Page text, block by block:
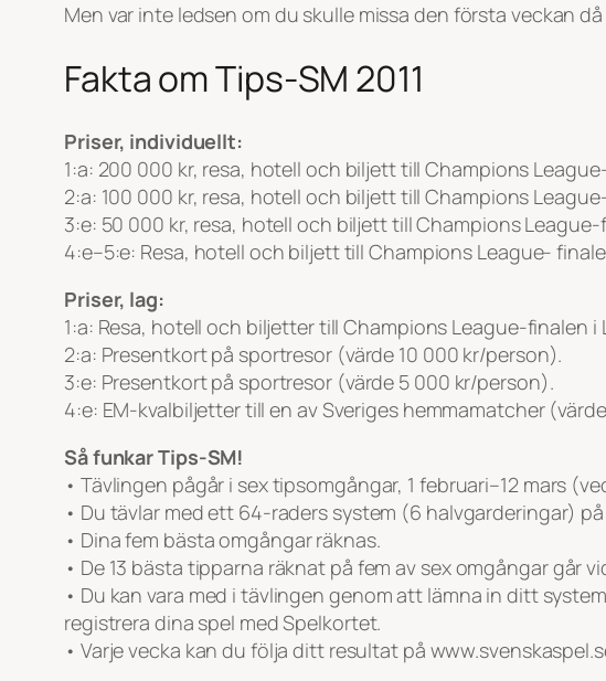
Men var inte ledsen om du skulle missa den första veckan
Fakta om Tips-SM 2011
Priser, individuellt:
1:a: 200 000 kr, resa, hotell och biljett till Champions
2:a: 100 000 kr, resa, hotell och biljett till Champions
3:e: 50 000 kr, resa, hotell och biljett till Champions
4:e–5:e: Resa, hotell och biljett till Champions League-
Priser, lag:
1:a: Resa, hotell och biljetter till Champions League-finalen
2:a: Presentkort på sportresor (värde 10 000 kr/person).
3:e: Presentkort på sportresor (värde 5 000 kr/person).
4:e: EM-kvalbiljetter till en av Sveriges hemmamatcher
Så funkar Tips-SM!
• Tävlingen pågår i sex tipsomgångar, 1 februari–12 mars
• Du tävlar med ett 64-raders system (6 halvgarderingar)
• Dina fem bästa omgångar räknas.
• De 13 bästa tipparna räknat på fem av sex omgångar går
• Du kan vara med i tävlingen genom att lämna in ditt
registrera dina spel med Spelkortet.
• Varje vecka kan du följa ditt resultat på